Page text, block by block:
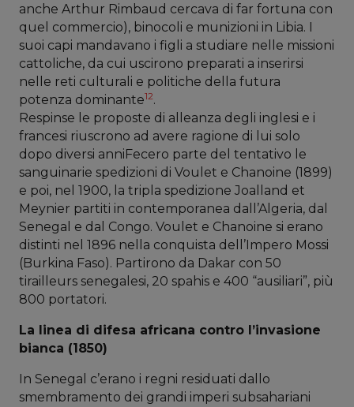
anche Arthur Rimbaud cercava di far fortuna con
quel commercio), binocoli e munizioni in Libia. I
suoi capi mandavano i figli a studiare nelle missioni
cattoliche, da cui uscirono preparati a inserirsi
nelle reti culturali e politiche della futura
potenza dominante12.
Respinse le proposte di alleanza degli inglesi e i
francesi riuscrono ad avere ragione di lui solo
dopo diversi anniFecero parte del tentativo le
sanguinarie spedizioni di Voulet e Chanoine (1899)
e poi, nel 1900, la tripla spedizione Joalland et
Meynier partiti in contemporanea dall’Algeria, dal
Senegal e dal Congo. Voulet e Chanoine si erano
distinti nel 1896 nella conquista dell’Impero Mossi
(Burkina Faso). Partirono da Dakar con 50
tirailleurs senegalesi, 20 spahis e 400 “ausiliari”, più
800 portatori.
La linea di difesa africana contro l’invasione
bianca (1850)
In Senegal c’erano i regni residuati dallo
smembramento dei grandi imperi subsahariani